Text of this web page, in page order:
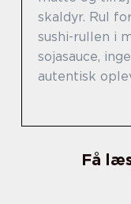
skaldyr. Rul
sushi-rullen i
sojasauce,
autentisk
Få